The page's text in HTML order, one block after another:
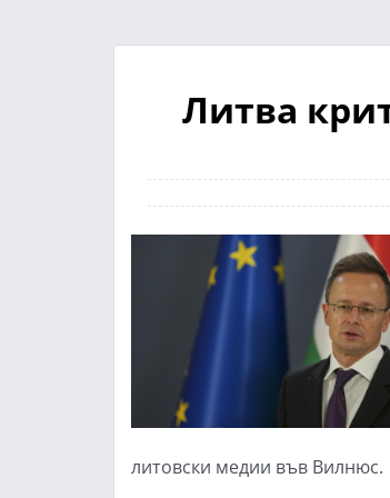
Литва
литовски медии във Вилнюс.